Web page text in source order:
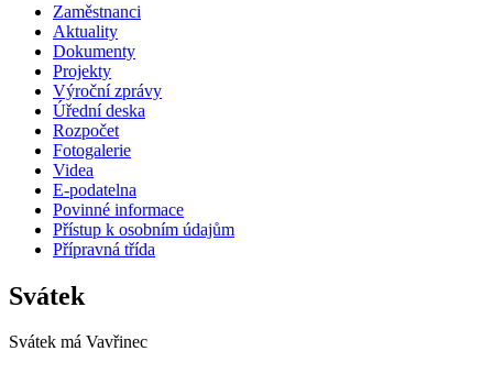
Zaměstnanci
Aktuality
Dokumenty
Projekty
Výroční zprávy
Úřední deska
Rozpočet
Fotogalerie
Videa
E-podatelna
Povinné informace
Přístup k osobním údajům
Přípravná třída
Svátek
Svátek má Vavřinec